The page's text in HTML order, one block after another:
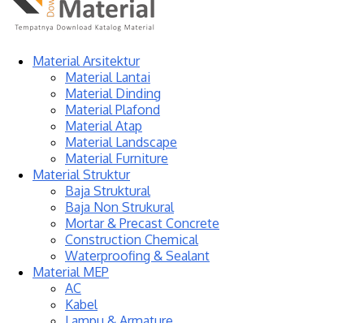
Material Arsitektur
Material Lantai
Material Dinding
Material Plafond
Material Atap
Material Landscape
Material Furniture
Material Struktur
Baja Struktural
Baja Non Strukural
Mortar & Precast Concrete
Construction Chemical
Waterproofing & Sealant
Material MEP
AC
Kabel